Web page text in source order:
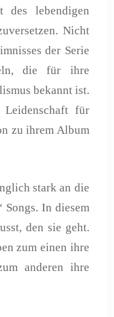
des lebendigen
Nicht
der Serie
die für ihre
bekannt ist.
für
zu ihrem Album
stark an die
Songs. In diesem
den sie geht.
zum einen ihre
anderen ihre